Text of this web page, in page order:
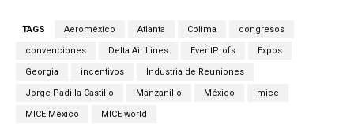
TAGS Aeroméxico Atlanta Colima congresos
convenciones Delta Air Lines EventProfs Expos
Georgia incentivos Industria de Reuniones
Jorge Padilla Castillo Manzanillo México mice
MICE México MICE world